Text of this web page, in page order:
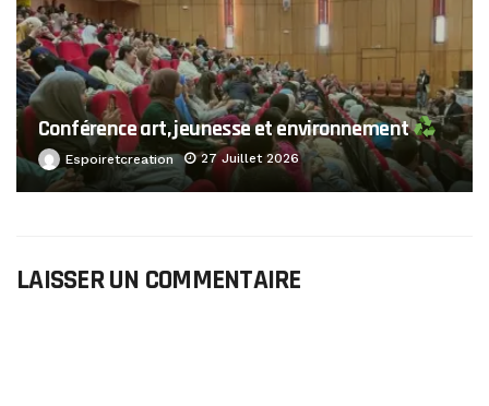
Conférence art, jeunesse et environnement
Espoiretcreation 27 Juillet 2026
LAISSER UN COMMENTAIRE